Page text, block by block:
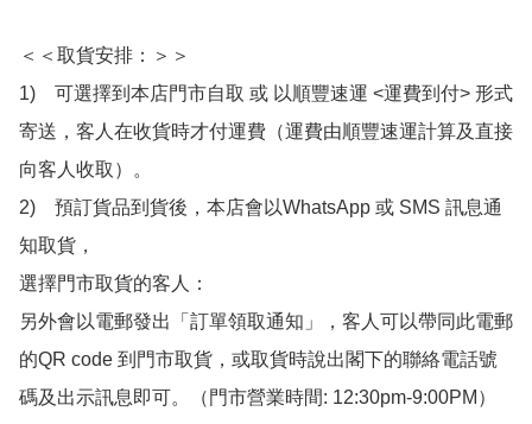
＜＜取貨安排：＞＞
1)　可選擇到本店門市自取 或 以順豐速運 <運費到付> 形式
寄送，客人在收貨時才付運費（運費由順豐速運計算及直接
向客人收取）。
2)　預訂貨品到貨後，本店會以WhatsApp 或 SMS 訊息通
知取貨，
選擇門市取貨的客人：
另外會以電郵發出「訂單領取通知」，客人可以帶同此電郵
的QR code 到門市取貨，或取貨時說出閣下的聯絡電話號
碼及出示訊息即可。（門市營業時間: 12:30pm-9:00PM）